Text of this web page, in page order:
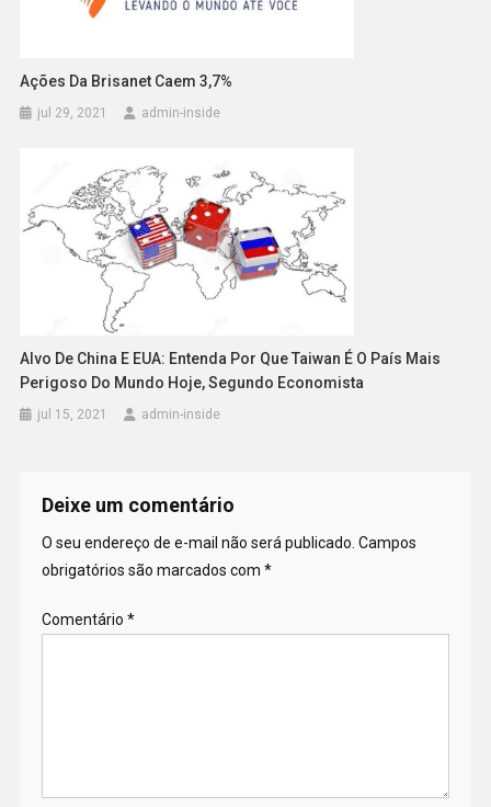
Ações Da Brisanet Caem 3,7%
jul 29, 2021 admin-inside
Alvo De China E EUA: Entenda Por Que Taiwan É O País Mais
Perigoso Do Mundo Hoje, Segundo Economista
jul 15, 2021 admin-inside
Deixe um comentário
O seu endereço de e-mail não será publicado. Campos
obrigatórios são marcados com *
Comentário *